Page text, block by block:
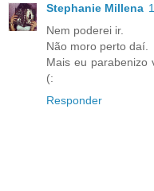
Stephanie Millena
Nem poderei ir.
Não moro perto daí.
Mais eu parabenizo
(:
Responder